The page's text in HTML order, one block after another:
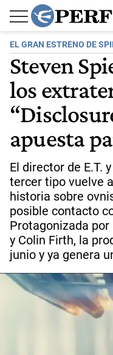
EL GRAN ESTRENO DE
Steven
los
apuesta
El director de E.T.
tercer tipo vuelve
historia sobre
posible contacto
Protagonizada por
y Colin Firth, la
junio y ya genera